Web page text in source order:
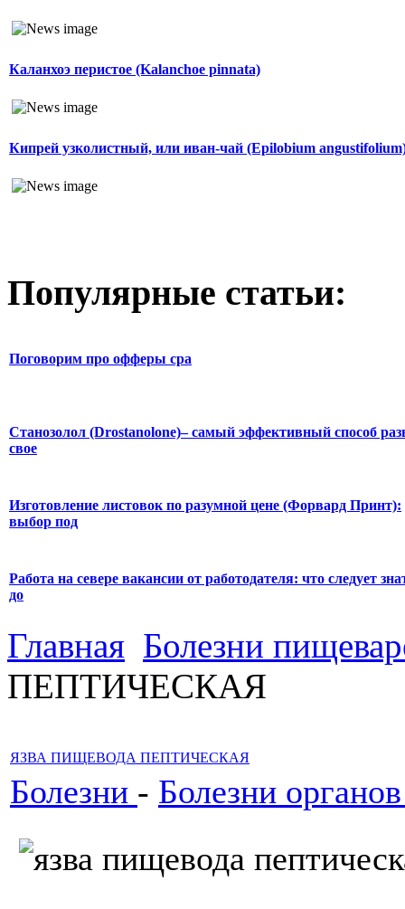
Каланхоэ перистое (Kalanchoe pinnata)
Кипрей узколистный, или иван-чай (Epilobium
Популярные статьи:
Поговорим про офферы cpa
Станозолол (Drostanolone)– самый эффективный способ
свое
Изготовление листовок по разумной цене (Форвард Принт):
выбор под
Работа на севере вакансии от работодателя: что следует
до
Главная Болезни
ПЕПТИЧЕСКАЯ
ЯЗВА ПИЩЕВОДА ПЕПТИЧЕСКАЯ
Болезни - Болезни